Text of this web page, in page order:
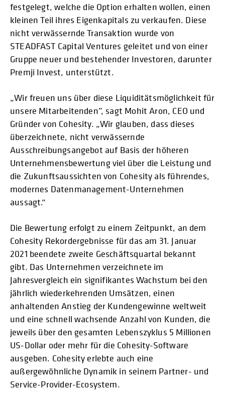
festgelegt, welche die Option erhalten wollen, einen
kleinen Teil ihres Eigenkapitals zu verkaufen. Diese
nicht verwässernde Transaktion wurde von
STEADFAST Capital Ventures geleitet und von einer
Gruppe neuer und bestehender Investoren, darunter
Premji Invest, unterstützt.
„Wir freuen uns über diese Liquiditätsmöglichkeit für
unsere Mitarbeitenden”, sagt Mohit Aron, CEO und
Gründer von Cohesity. „Wir glauben, dass dieses
überzeichnete, nicht verwässernde
Ausschreibungsangebot auf Basis der höheren
Unternehmensbewertung viel über die Leistung und
die Zukunftsaussichten von Cohesity als führendes,
modernes Datenmanagement-Unternehmen
aussagt.“
Die Bewertung erfolgt zu einem Zeitpunkt, an dem
Cohesity Rekordergebnisse für das am 31. Januar
2021 beendete zweite Geschäftsquartal bekannt
gibt. Das Unternehmen verzeichnete im
Jahresvergleich ein signifikantes Wachstum bei den
jährlich wiederkehrenden Umsätzen, einen
anhaltenden Anstieg der Kundengewinne weltweit
und eine schnell wachsende Anzahl von Kunden, die
jeweils über den gesamten Lebenszyklus 5 Millionen
US-Dollar oder mehr für die Cohesity-Software
ausgeben. Cohesity erlebte auch eine
außergewöhnliche Dynamik in seinem Partner- und
Service-Provider-Ecosystem.